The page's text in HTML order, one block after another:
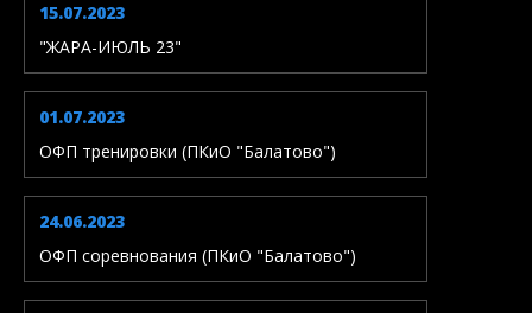
15.07.2023
"ЖАРА-ИЮЛЬ 23"
01.07.2023
ОФП тренировки (ПКиО "Балатово")
24.06.2023
ОФП соревнования (ПКиО "Балатово")